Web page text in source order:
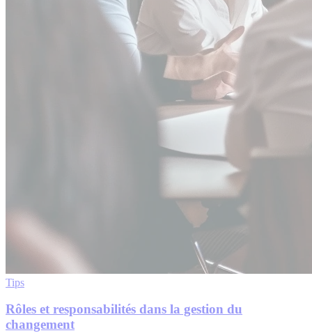
Tips
Rôles et responsabilités dans la gestion du
changement